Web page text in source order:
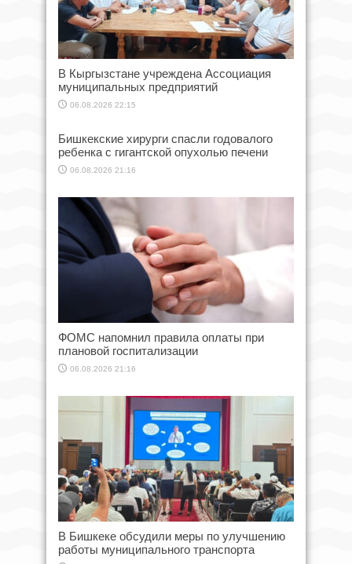
В Кыргызстане учреждена Ассоциация
муниципальных предприятий
06.08.2026 22:15
Бишкекские хирурги спасли годовалого
ребенка с гигантской опухолью печени
06.08.2026 21:16
ФОМС напомнил правила оплаты при
плановой госпитализации
06.08.2026 21:16
В Бишкеке обсудили меры по улучшению
работы муниципального транспорта